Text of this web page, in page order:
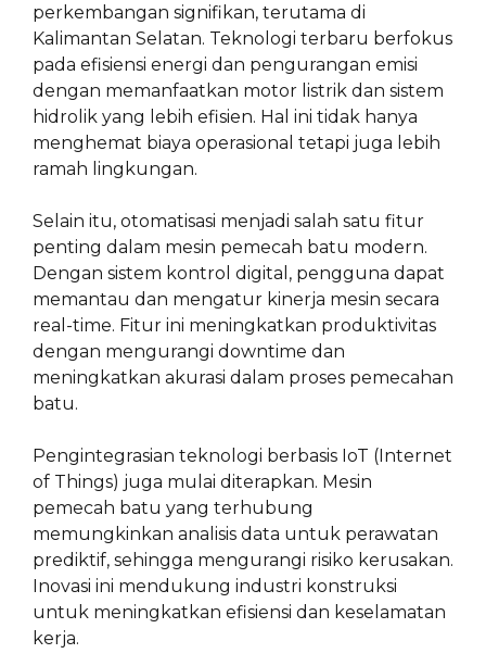
perkembangan signifikan, terutama di
Kalimantan Selatan. Teknologi terbaru berfokus
pada efisiensi energi dan pengurangan emisi
dengan memanfaatkan motor listrik dan sistem
hidrolik yang lebih efisien. Hal ini tidak hanya
menghemat biaya operasional tetapi juga lebih
ramah lingkungan.
Selain itu, otomatisasi menjadi salah satu fitur
penting dalam mesin pemecah batu modern.
Dengan sistem kontrol digital, pengguna dapat
memantau dan mengatur kinerja mesin secara
real-time. Fitur ini meningkatkan produktivitas
dengan mengurangi downtime dan
meningkatkan akurasi dalam proses pemecahan
batu.
Pengintegrasian teknologi berbasis IoT (Internet
of Things) juga mulai diterapkan. Mesin
pemecah batu yang terhubung
memungkinkan analisis data untuk perawatan
prediktif, sehingga mengurangi risiko kerusakan.
Inovasi ini mendukung industri konstruksi
untuk meningkatkan efisiensi dan keselamatan
kerja.